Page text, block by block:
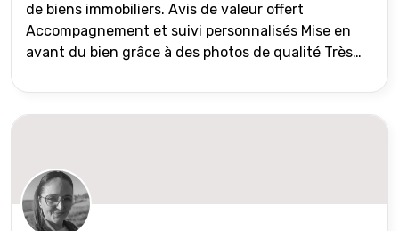
de biens immobiliers. Avis de valeur offert
Accompagnement et suivi personnalisés Mise en
avant du bien grâce à des photos de qualité Très
international) Validation du financement des
acquéreurs auprès de partenaires financiers
réseau Iad France et Iad Deutschland Inter agence